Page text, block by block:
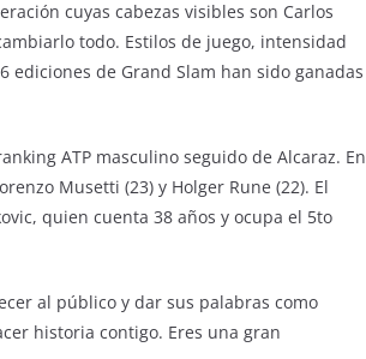
cuyas cabezas visibles son Carlos
todo. Estilos de juego, intensidad
de Grand Slam han sido ganadas
ATP masculino seguido de Alcaraz. En
Musetti (23) y Holger Rune (22). El
quien cuenta 38 años y ocupa el 5to
al público y dar sus palabras como
historia contigo. Eres una gran